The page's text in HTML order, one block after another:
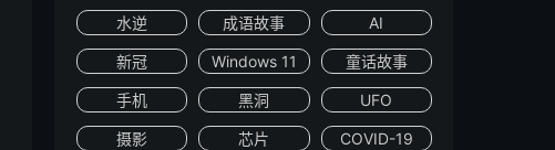
水逆 成语故事 AI
新冠 Windows 11 童话故事
手机 黑洞 UFO
摄影 芯片 COVID-19